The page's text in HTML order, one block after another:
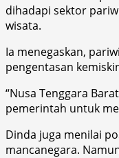
dihadapi sektor
wisata.
Ia menegaskan,
pengentasan
“Nusa Tenggara
pemerintah untuk
Dinda juga menilai
mancanegara.